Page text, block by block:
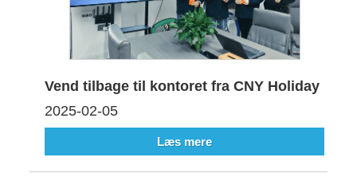
Vend tilbage til kontoret fra CNY Holiday
2025-02-05
Læs mere